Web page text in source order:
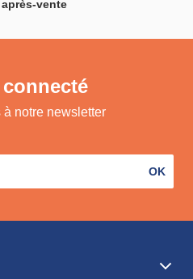
vente
connecté
à notre newsletter
OK